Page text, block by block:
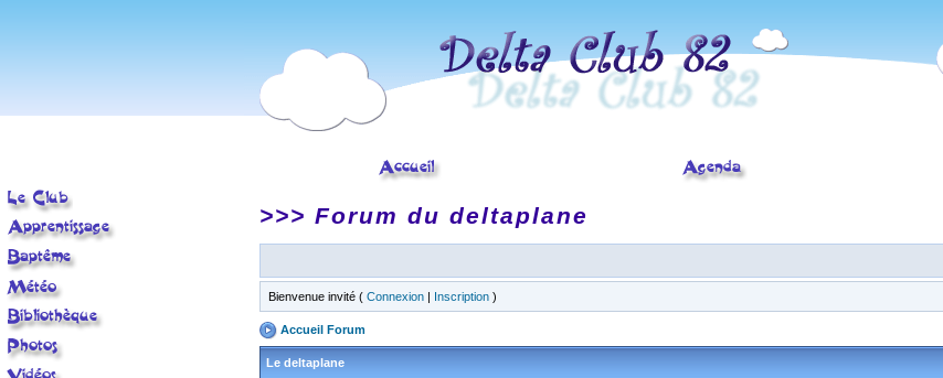
>>> Forum du deltaplane
Bienvenue invité ( Connexion | Inscription )
Accueil Forum
Le deltaplane